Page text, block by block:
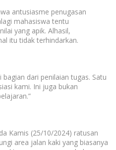
antusiasme penugasan
mahasiswa tentu
yang apik. Alhasil,
itu tidak terhindarkan.
bagian dari penilaian tugas. Satu
kami. Ini juga bukan
Kamis (25/10/2024) ratusan
area jalan kaki yang biasanya